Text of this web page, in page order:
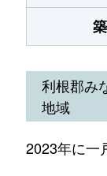
利根郡み
地域
2023年に一